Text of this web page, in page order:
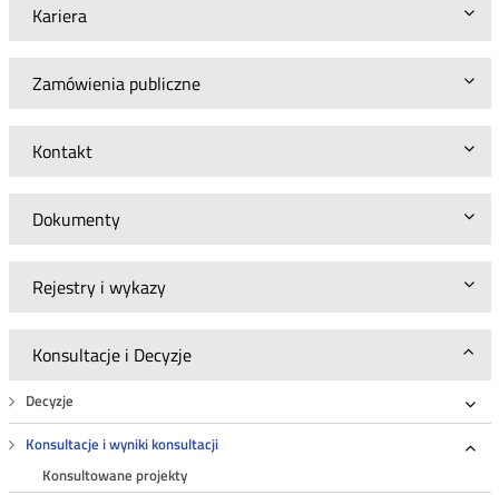
Kariera
Zamówienia publiczne
Kontakt
Dokumenty
Rejestry i wykazy
Konsultacje i Decyzje
Decyzje
Konsultacje i wyniki konsultacji
Konsultowane projekty